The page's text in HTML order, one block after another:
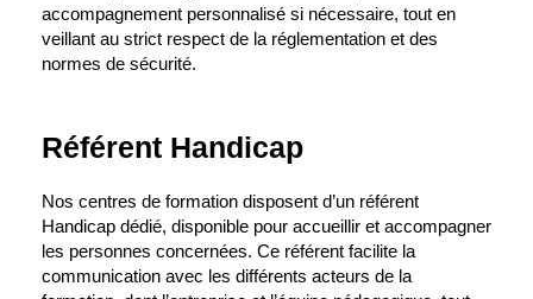
accompagnement personnalisé si nécessaire, tout en
veillant au strict respect de la réglementation et des
normes de sécurité.
Référent Handicap
Nos centres de formation disposent d’un référent
Handicap dédié, disponible pour accueillir et accompagner
les personnes concernées. Ce référent facilite la
communication avec les différents acteurs de la